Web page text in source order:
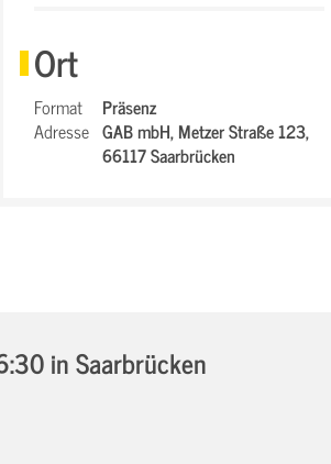
Ort
Format
Präsenz
Adresse GAB mbH,Metzer Straße 123,
66117 Saarbrücken
in Saarbrücken